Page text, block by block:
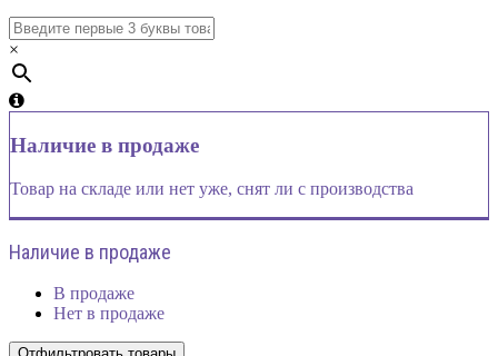
×
Наличие в продаже
Товар на складе или нет уже, снят ли с производства
Наличие в продаже
В продаже
Нет в продаже